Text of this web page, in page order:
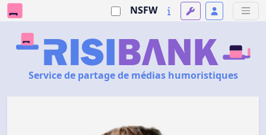
NSFW
Service de partage de médias humoristiques